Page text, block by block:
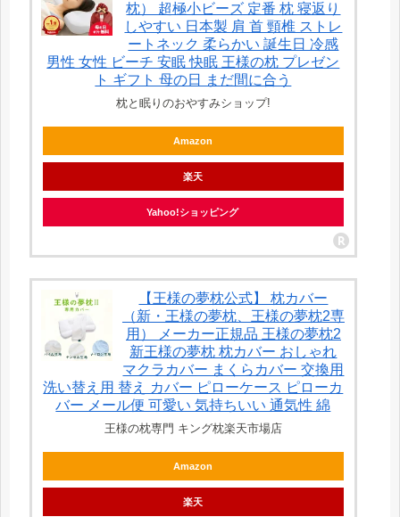
枕） 超極小ビーズ 定番 枕 寝返り
しやすい 日本製 肩 首 頸椎 ストレ
ートネック 柔らかい 誕生日 冷感
男性 女性 ビーチ 安眠 快眠 王様の枕 プレゼン
ト ギフト 母の日 まだ間に合う
枕と眠りのおやすみショップ!
Amazon
楽天
Yahoo!ショッピング
【王様の夢枕公式】 枕カバー
（新・王様の夢枕、王様の夢枕2専
用） メーカー正規品 王様の夢枕2
新王様の夢枕 枕カバー おしゃれ
マクラカバー まくらカバー 交換用
洗い替え用 替え カバー ピローケース ピローカ
バー メール便 可愛い 気持ちいい 通気性 綿
王様の枕専門 キング枕楽天市場店
Amazon
楽天